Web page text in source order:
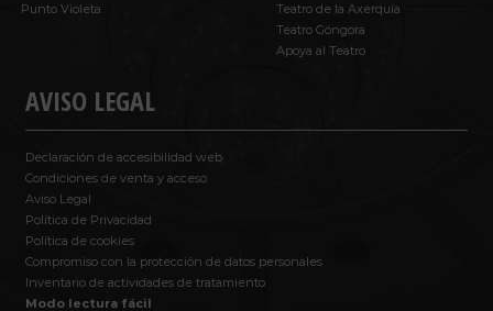
Punto Violeta
AVISO LEGAL
Declaración de accesibilidad web
Condiciones de venta y acceso
Aviso Legal
Política de Privacidad
Política de cookies
Compromiso con la protección de datos personales
Inventario de actividades de tratamiento
Modo lectura fácil
Teatro de la Axerquía
Teatro Góngora
Apoya al Teatro